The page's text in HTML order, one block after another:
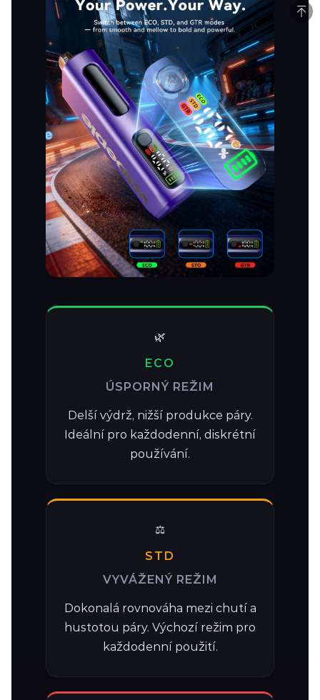
🌿
ECO
ÚSPORNÝ REŽIM
Delší výdrž, nižší produkce páry.
Ideální pro každodenní, diskrétní
používání.
⚖️
STD
VYVÁŽENÝ REŽIM
Dokonalá rovnováha mezi chutí a
hustotou páry. Výchozí režim pro
každodenní použití.